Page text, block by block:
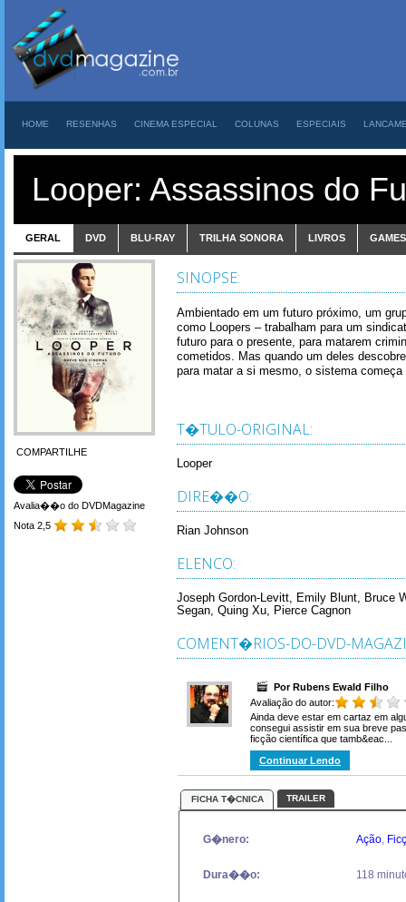
HOME RESENHAS CINEMA ESPECIAL COLUNAS ESPECIAIS
Looper: Assassinos do
GERAL DVD BLU-RAY TRILHA SONORA LIVROS GAMES
COMPARTILHE
Avalia��o do DVDMagazine
Nota 2,5
SINOPSE:
Ambientado em um futuro próximo, um
como Loopers – trabalham para um
futuro para o presente, para matarem
cometidos. Mas quando um deles
para matar a si mesmo, o sistema começa
T�TULO-ORIGINAL:
Looper
DIRE��O:
Rian Johnson
ELENCO:
Joseph Gordon-Levitt, Emily Blunt, Bruce
Segan, Quing Xu, Pierce Cagnon
COMENT�RIOS-DO-DVD-
Por Rubens Ewald Filho
Avaliação do autor:
Ainda deve estar em cartaz em
consegui assistir em sua breve
ficção científica que tamb&eac...
Continuar Lendo
FICHA T�CNICA TRAILER
G�nero: Ação,
Dura��o: 118